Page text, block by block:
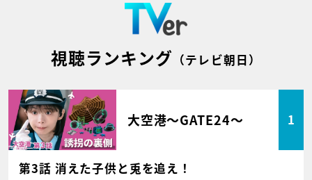
視聴ランキング （テレビ朝日）
大空港～GATE24～ 1
第3話 消えた子供と兎を追え！